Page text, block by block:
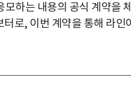
하는 내용의 공식 계약을
로, 이번 계약을 통해 라인